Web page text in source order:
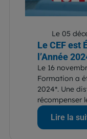
Le 05
Le CEF est
l’Année
Le 16
Formation a
2024*. Une
récompenser
Lire la